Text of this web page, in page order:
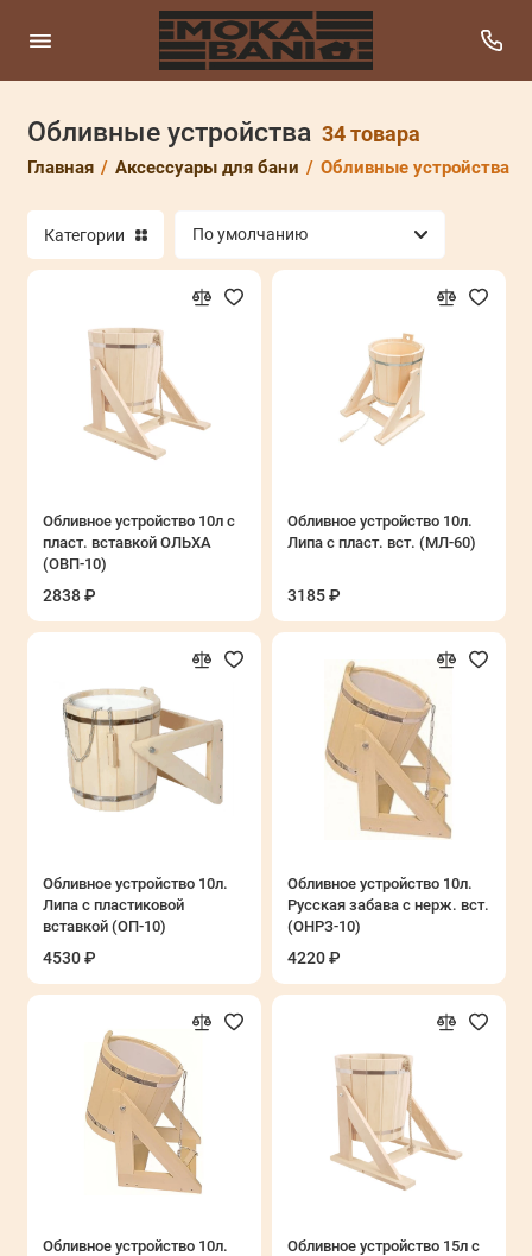
Обливные устройства 34 товара
Главная Аксессуары для бани Обливные устройства
Бондарные изделия
Веники для бани и запарки
Каминные и печные аксессуары
Обливные устройства
Панно из можжевельника
Текстиль для бани
Эфирные масла
Категории
Обливное устройство 10л с
пласт. вставкой ОЛЬХА
(ОВП-10)
2838 ₽
Обливное устройство 10л.
Липа с пласт. вст. (МЛ-60)
3185 ₽
Обливное устройство 10л.
Липа с пластиковой
вставкой (ОП-10)
4530 ₽
Обливное устройство 10л.
Русская забава с нерж. вст.
(ОНРЗ-10)
4220 ₽
Обливное устройство 10л.
Обливное устройство 15л с